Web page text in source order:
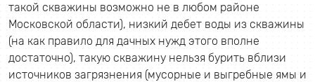
такой скважины возможно не в любом районе
Московской области), низкий дебет воды из скважины
(на как правило для дачных нужд этого вполне
достаточно), такую скважину нельзя бурить вблизи
источников загрязнения (мусорные и выгребные ямы и